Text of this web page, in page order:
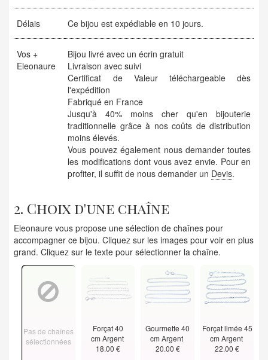
Délais Ce bijou est expédiable en 10 jours.
Vos +
Eleonaure
Bijou livré avec un écrin gratuit
Livraison avec suivi
Certificat de Valeur téléchargeable dès
l'expédition
Fabriqué en France
Jusqu'à 40% moins cher qu'en bijouterie
traditionnelle grâce à nos coûts de distribution
moins élevés.
Vous pouvez également nous demander toutes
les modifications dont vous avez envie. Pour en
profiter, il suffit de nous demander un Devis.
2. Choix d'une chaîne
Eleonaure vous propose une sélection de chaînes pour
accompagner ce bijou. Cliquez sur les images pour voir en plus
grand. Cliquez sur le texte pour sélectionner la chaîne.
Pas de chaînes
sélectionnées
Forçat 40
cm Argent
18.00 €
Gourmette 40
cm Argent
20.00 €
Forçat limée 45
cm Argent
22.00 €